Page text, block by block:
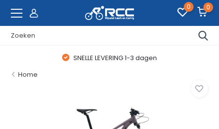
0 0
SNELLE LEVERING 1-3 dagen
Home